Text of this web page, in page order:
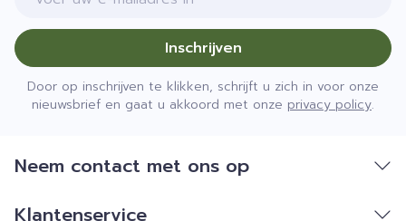
Inschrijven
Door op inschrijven te klikken, schrijft u zich in voor onze
nieuwsbrief en gaat u akkoord met onze privacy policy.
Neem contact met ons op
Klantenservice